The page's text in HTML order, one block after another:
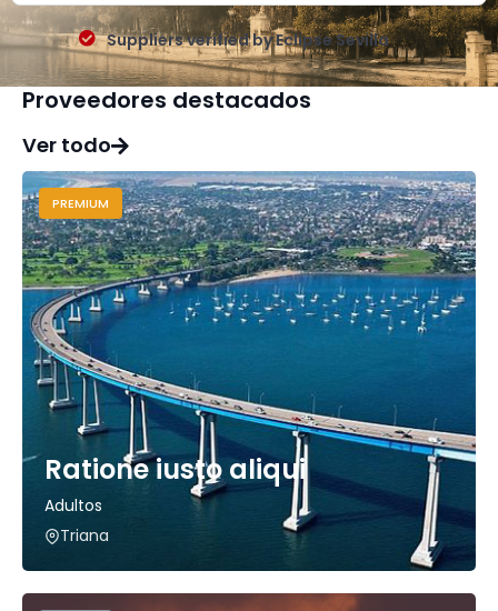
Suppliers verified by Eclipse Sevilla
Proveedores destacados
Ver todo
PREMIUM
Ratione iusto aliqui
Adultos
Triana